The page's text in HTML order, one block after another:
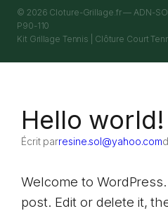
© 2026 Cloture-Grillage.fr — ADN-
P90-110
Kit Grillage Tennis | Clôture Court
Hello world!
Écrit parresine.sol@yahoo.com
Welcome to
post. Edit or delete it,